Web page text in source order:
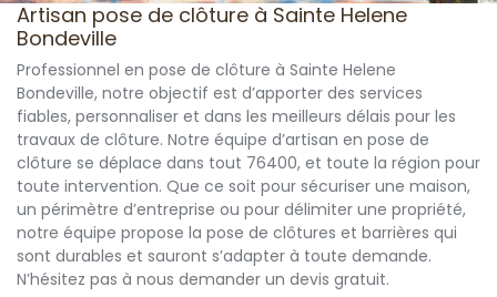
Artisan pose de clôture à Sainte Helene
Bondeville
Professionnel en pose de clôture à Sainte Helene
Bondeville, notre objectif est d’apporter des services
fiables, personnaliser et dans les meilleurs délais pour les
travaux de clôture. Notre équipe d’artisan en pose de
clôture se déplace dans tout 76400, et toute la région pour
toute intervention. Que ce soit pour sécuriser une maison,
un périmètre d’entreprise ou pour délimiter une propriété,
notre équipe propose la pose de clôtures et barrières qui
sont durables et sauront s’adapter à toute demande.
N’hésitez pas à nous demander un devis gratuit.